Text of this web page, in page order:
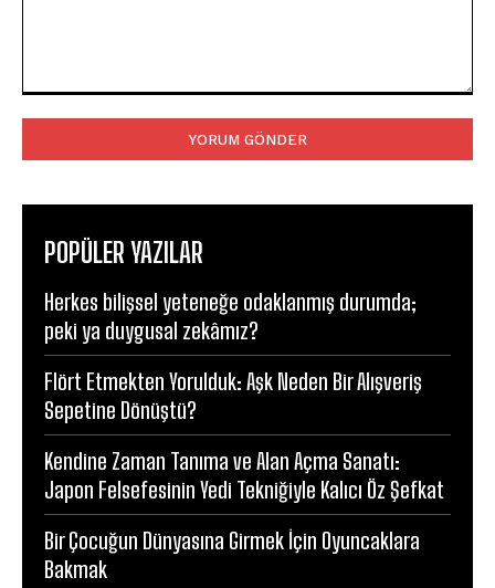
POPÜLER YAZILAR
Herkes bilişsel yeteneğe odaklanmış durumda;
peki ya duygusal zekâmız?
Flört Etmekten Yorulduk: Aşk Neden Bir Alışveriş
Sepetine Dönüştü?
Kendine Zaman Tanıma ve Alan Açma Sanatı:
Japon Felsefesinin Yedi Tekniğiyle Kalıcı Öz Şefkat
Bir Çocuğun Dünyasına Girmek İçin Oyuncaklara
Bakmak